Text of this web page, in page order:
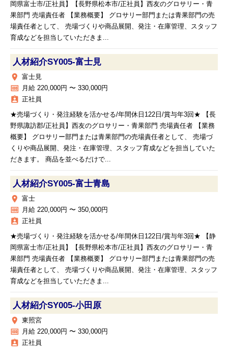
岡県富士市/正社員】【長野県松本市/正社員】西友のグロサリー・青
果部門 売場責任者 【業務概要】 グロサリー部門または青果部門の売
場責任者として、 売場づくりや商品展開、発注・在庫管理、スタッフ
育成などを担当していただきま...
人材紹介SY005‐富士見
place 富士見
money 月給 220,000円 〜 330,000円
assignment_ind 正社員
★売場づくり・発注経験を活かせる/年間休日122日/賞与年3回★ 【長
野県諏訪郡/正社員】西友のグロサリー・青果部門 売場責任者 【業務
概要】 グロサリー部門または青果部門の売場責任者として、 売場づ
くりや商品展開、発注・在庫管理、スタッフ育成などを担当していた
だきます。 商品を並べるだけで...
人材紹介SY005‐富士青島
place 富士
money 月給 220,000円 〜 350,000円
assignment_ind 正社員
★売場づくり・発注経験を活かせる/年間休日122日/賞与年3回★ 【静
岡県富士市/正社員】【長野県松本市/正社員】西友のグロサリー・青
果部門 売場責任者 【業務概要】 グロサリー部門または青果部門の売
場責任者として、 売場づくりや商品展開、発注・在庫管理、スタッフ
育成などを担当していただきま...
人材紹介SY005‐小田原
place 東照宮
money 月給 220,000円 〜 330,000円
assignment_ind 正社員